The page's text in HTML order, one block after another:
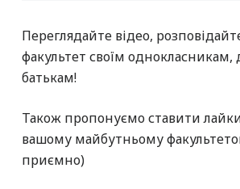
Переглядайте відео,
факультет своїм однокласникам,
батькам!
Також пропонуємо ставити
вашому майбутньому
приємно)